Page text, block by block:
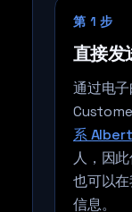
第 1 步
直接发
通过电
系
人，因
也可以
信息。